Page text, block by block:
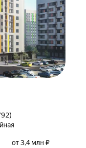
от 3,4 млн ₽